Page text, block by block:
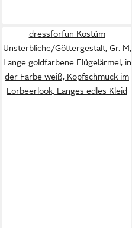
dressforfun Kostüm
Unsterbliche/Göttergestalt, Gr. M,
Lange goldfarbene Flügelärmel, in
der Farbe weiß, Kopfschmuck im
Lorbeerlook, Langes edles Kleid